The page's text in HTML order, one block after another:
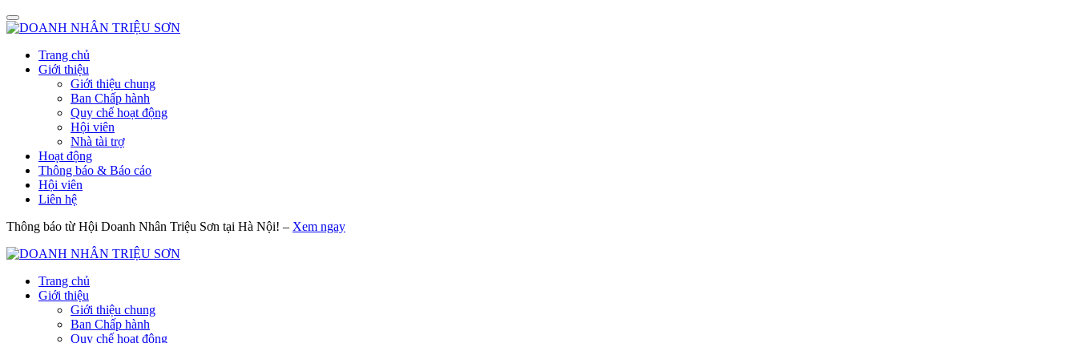
Trang chủ
Giới thiệu
Giới thiệu chung
Ban Chấp hành
Quy chế hoạt động
Hội viên
Nhà tài trợ
Hoạt động
Thông báo & Báo cáo
Hội viên
Liên hệ
Thông báo từ Hội Doanh Nhân Triệu Sơn tại Hà Nội! – Xem ngay
Trang chủ
Giới thiệu
Giới thiệu chung
Ban Chấp hành
Quy chế hoạt động